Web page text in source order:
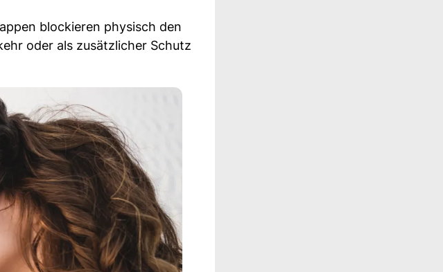
blockieren physisch den
oder als zusätzlicher Schutz